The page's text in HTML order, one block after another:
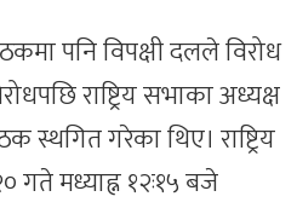
पनि विपक्षी दलले विरोध
राष्ट्रिय सभाका अध्यक्ष
स्थगित गरेका थिए। राष्ट्रिय
मध्याह्न १२ः१५ बजे